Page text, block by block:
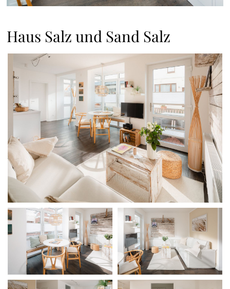
Haus Salz und Sand Salz